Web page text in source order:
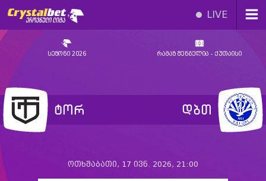
LIVE
სეზონი 2026 რამაზ შენგელია - ქუთაისი
ტორ დბთ
ოთხშაბათი, 17 ივნ. 2026, 21:00